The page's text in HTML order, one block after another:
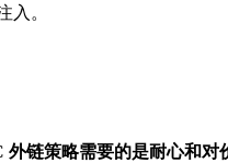
入。
链策略需要的是耐心和对